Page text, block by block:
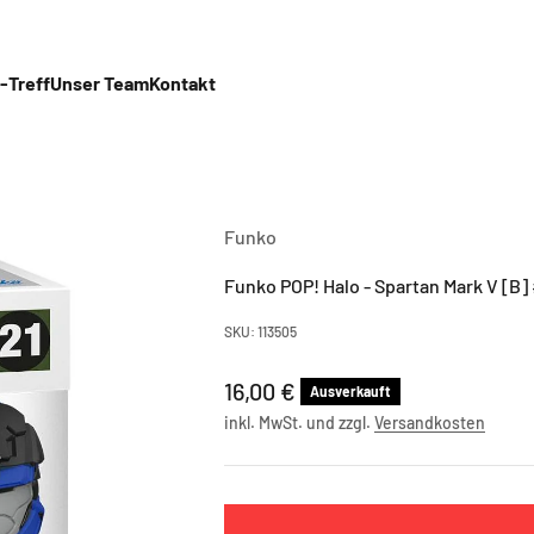
TreffUnser TeamKontakt
Funko
Funko POP! Halo - Spartan Mark V [B]
SKU: 113505
Angebot
16,00 € Ausverkauft
inkl. MwSt. und zzgl. Versandkosten